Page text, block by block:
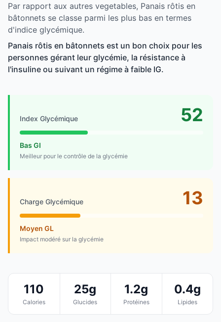
Par rapport aux autres vegetables, Panais rôtis en
bâtonnets se classe parmi les plus bas en termes
d'indice glycémique.
Panais rôtis en bâtonnets est un bon choix pour les
personnes gérant leur glycémie, la résistance à
l'insuline ou suivant un régime à faible IG.
Index Glycémique 52
Bas GI
Meilleur pour le contrôle de la glycémie
Charge Glycémique 13
Moyen GL
Impact modéré sur la glycémie
110
Calories
25g
Glucides
1.2g
Protéines
0.4g
Lipides